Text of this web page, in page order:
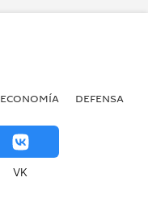
ECONOMÍA DEFENSA
VK